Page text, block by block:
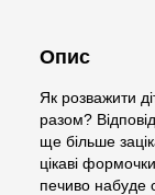
Опис
Як розважити
разом?
ще більше
цікаві
печиво набуде